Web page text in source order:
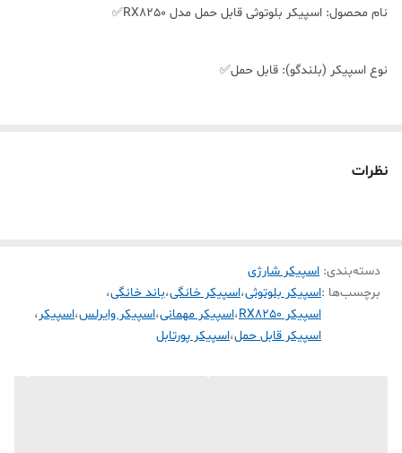
نام محصول: اسپیکر بلوتوثی قابل حمل مدل RX8250✅
نوع اسپیکر (بلندگو): قابل حمل✅
نوع اتصال: بلوتوث، دانگل USB✅
نظرات
دسته‌بندی: اسپیکر شارژی
برچسب‌ها :اسپیکر بلوتوثی،اسپیکر خانگی،باند خانگی،
اسپیکر RX8250
،اسپیکر مهمانی،اسپیکر وایرلس،اسپیکر،
اسپیکر قابل حمل،اسپیکر پورتابل